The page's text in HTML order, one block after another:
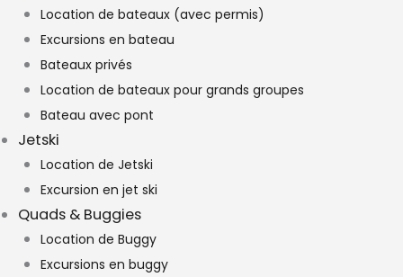
Location de bateaux (avec permis)
Excursions en bateau
Bateaux privés
Location de bateaux pour grands groupes
Bateau avec pont
Jetski
Location de Jetski
Excursion en jet ski
Quads & Buggies
Location de Buggy
Excursions en buggy